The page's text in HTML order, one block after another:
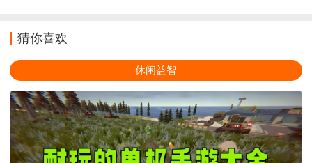
猜你喜欢
休闲益智